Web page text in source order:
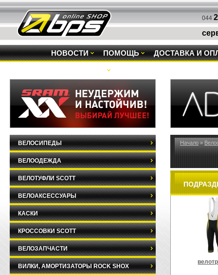
044
НОВОСТИ ПОМОЩЬ ДОСТАВКА И
Начало »
ВЕЛОСИПЕДЫ
ВЕЛООДЕЖДА
ВЕЛОТУФЛИ SCOTT
ВЕЛОАКСЕССУАРЫ
КАСКИ
КРОССОВКИ SCOTT
ВЕЛОЗАПЧАСТИ
ВИЛКИ, АМОРТИЗАТОРЫ ROCK SHOX